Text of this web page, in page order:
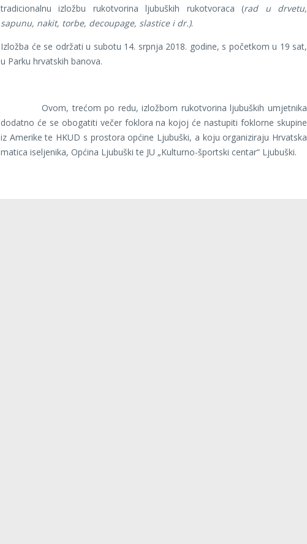
tradicionalnu izložbu rukotvorina ljubuških rukotvoraca (rad u drvetu,
sapunu, nakit, torbe, decoupage, slastice i dr.).
Izložba će se održati u subotu 14. srpnja 2018. godine, s početkom u 19 sat,
u Parku hrvatskih banova.
Ovom, trećom po redu, izložbom rukotvorina ljubuških umjetnika
dodatno će se obogatiti večer foklora na kojoj će nastupiti foklorne skupine
iz Amerike te HKUD s prostora općine Ljubuški, a koju organiziraju Hrvatska
matica iseljenika, Općina Ljubuški te JU „Kulturno-športski centar“ Ljubuški.